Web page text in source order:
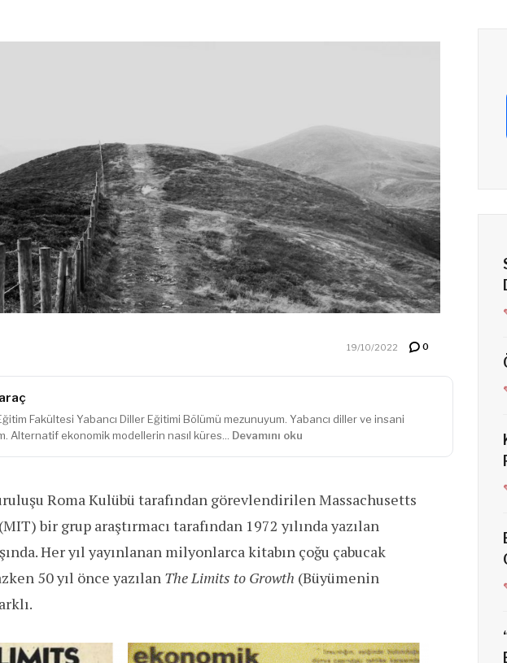
19/10/2022 0
Fakültesi Yabancı Diller Eğitimi Bölümü mezunuyum. Yabancı diller ve insani
Alternatif ekonomik modellerin nasıl küres... Devamını oku
Roma Kulübü tarafından görevlendirilen Massachusetts
bir grup araştırmacı tarafından 1972 yılında yazılan
Her yıl yayınlanan milyonlarca kitabın çoğu çabucak
50 yıl önce yazılan The Limits to Growth (Büyümenin